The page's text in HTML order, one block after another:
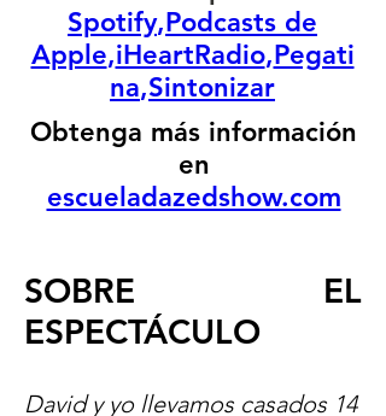
Spotify,Podcasts de
Apple,iHeartRadio,Pegati
na,Sintonizar
Obtenga más información
en
escueladazedshow.com
SOBRE EL
ESPECTÁCULO
David y yo llevamos casados 14